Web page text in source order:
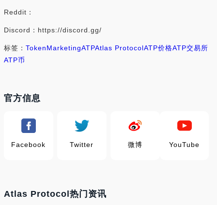
Reddit：
Discord：https://discord.gg/
标签： TokenMarketingATPAtlas ProtocolATP价格ATP交易所
ATP币
官方信息
Facebook Twitter 微博 YouTube
Atlas Protocol热门资讯